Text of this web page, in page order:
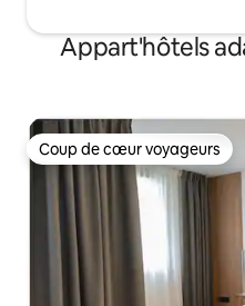
Appart'hôtels
Coup de cœur voyageurs
Coup de cœur voyageurs